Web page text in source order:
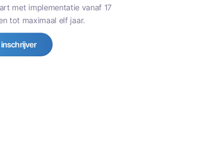
met implementatie vanaf 17
tot maximaal elf jaar.